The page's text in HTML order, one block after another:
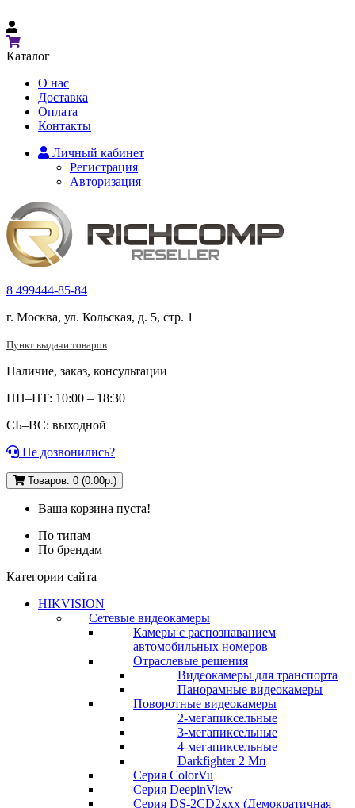
Каталог
О нас
Доставка
Оплата
Контакты
Личный кабинет
Регистрация
Авторизация
8 499444-85-84
г. Москва, ул. Кольская, д. 5, стр. 1
Пункт выдачи товаров
Наличие, заказ, консультации
ПН–ПТ: 10:00 – 18:30
СБ–ВС: выходной
Не дозвонились?
Товаров: 0 (0.00р.)
Ваша корзина пуста!
По типам
По брендам
Категории сайта
HIKVISION
Сетевые видеокамеры
Камеры с распознаванием
автомобильных номеров
Отраслевые решения
Видеокамеры для транспорта
Панорамные видеокамеры
Поворотные видеокамеры
2-мегапиксельные
3-мегапиксельные
4-мегапиксельные
Darkfighter 2 Мп
Серия ColorVu
Серия DeepinView
Серия DS-2CD2xxx (Демократичная